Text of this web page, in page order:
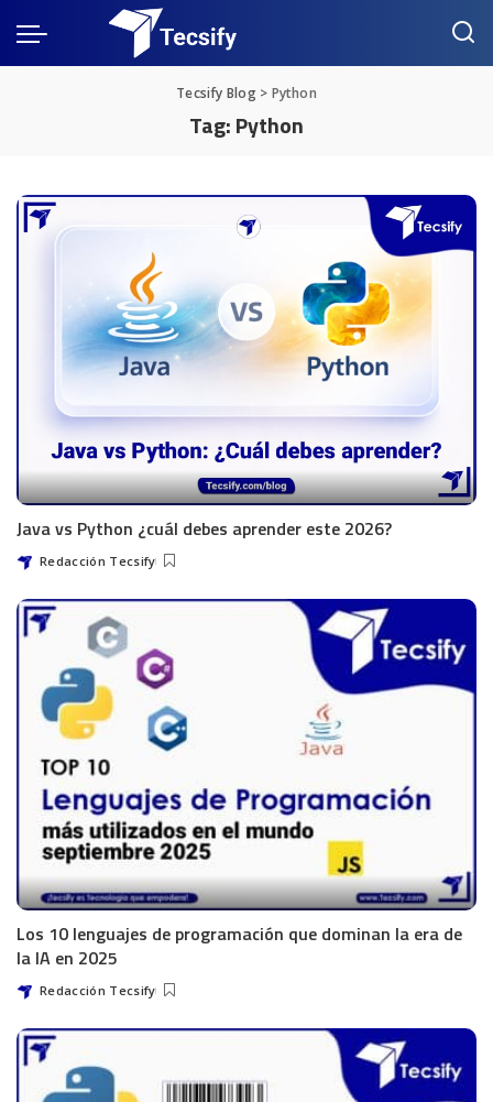
Tecsify Blog> Python
Tag:Python
Java vs Python ¿cuál debes aprender este 2026?
Redacción Tecsify
Los 10 lenguajes de programación que dominan la era de
la IA en 2025
Redacción Tecsify